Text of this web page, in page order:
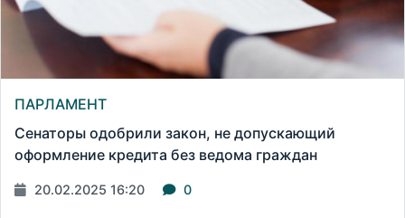
ПАРЛАМЕНТ
Сенаторы одобрили закон, не допускающий
оформление кредита без ведома граждан
20.02.2025 16:20 0